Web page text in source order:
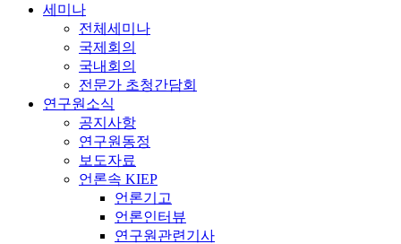
세미나
전체세미나
국제회의
국내회의
전문가 초청간담회
연구원소식
공지사항
연구원동정
보도자료
언론속 KIEP
언론기고
언론인터뷰
연구원관련기사